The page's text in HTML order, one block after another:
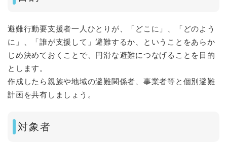
避難行動要支援者一人ひとりが、「どこに」、「どのよう
に」、「誰が支援して」避難するか、ということをあらか
じめ決めておくことで、円滑な避難につなげることを目的
とします。
作成したら親族や地域の避難関係者、事業者等と個別避難
計画を共有しましょう。
対象者